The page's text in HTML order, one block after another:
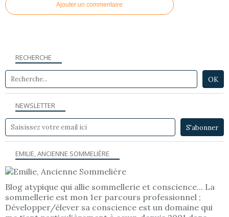
Ajouter un commentaire
NEWSLETTER
RECHERCHE
EMILIE, ANCIENNE SOMMELIÈRE
Blog atypique qui allie sommellerie et conscience... La
sommellerie est mon 1er parcours professionnel ;
Développer/élever sa conscience est un domaine qui